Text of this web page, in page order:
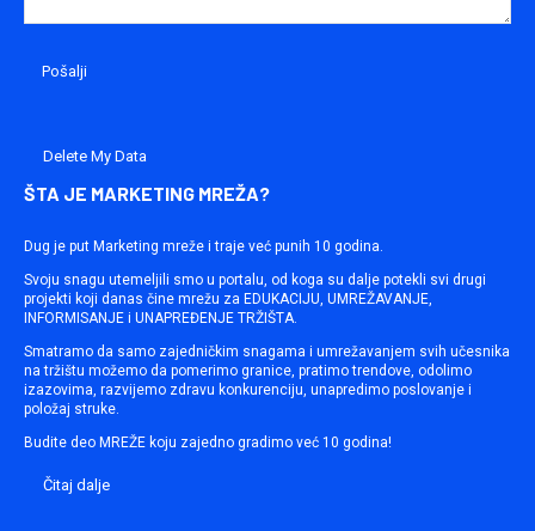
Delete My Data
ŠTA JE MARKETING MREŽA?
Dug je put Marketing mreže i traje već punih 10 godina.
Svoju snagu utemeljili smo u portalu, od koga su dalje potekli svi drugi
projekti koji danas čine mrežu za EDUKACIJU, UMREŽAVANJE,
INFORMISANJE i UNAPREĐENJE TRŽIŠTA.
Smatramo da samo zajedničkim snagama i umrežavanjem svih učesnika
na tržištu možemo da pomerimo granice, pratimo trendove, odolimo
izazovima, razvijemo zdravu konkurenciju, unapredimo poslovanje i
položaj struke.
Budite deo MREŽE koju zajedno gradimo već 10 godina!
Čitaj dalje